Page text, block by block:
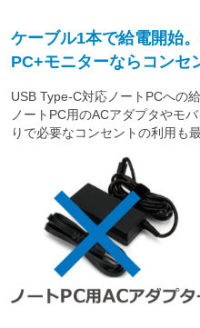
ケーブル1本で給電開始
PC+モニターならコンセ
USB Type-C対応ノートPCへの
ノートPC用のACアダプタやモ
りで必要なコンセントの利用も最